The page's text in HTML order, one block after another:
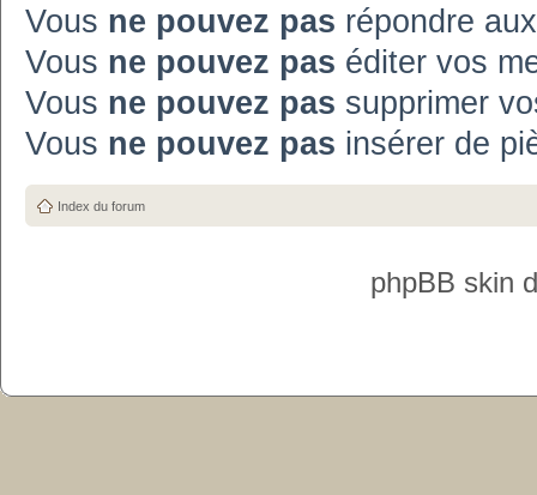
Vous ne pouvez pas répondre
Vous ne pouvez pas éditer vos
Vous ne pouvez pas supprimer
Vous ne pouvez pas insérer de
Index du forum
phpBB skin